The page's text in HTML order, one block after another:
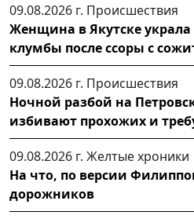
09.08.2026 г. Происшествия
Женщина в Якутске украла
клумбы после ссоры с
09.08.2026 г. Происшествия
Ночной разбой на
избивают прохожих и
09.08.2026 г. Желтые хроники
На что, по версии
дорожников